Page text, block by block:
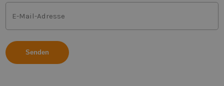
(Erforderlich)
Mail-
Adresse
(Erforderlich)